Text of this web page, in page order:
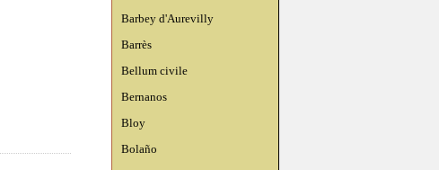
Barbey d'Aurevilly
Barrès
Bellum civile
Bernanos
Bloy
Bolaño